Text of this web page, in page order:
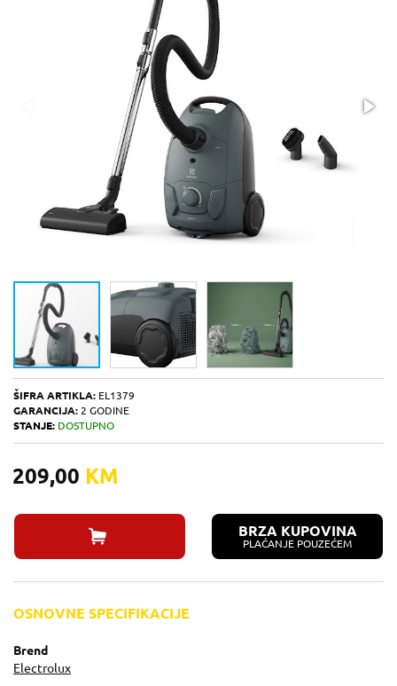
ŠIFRA ARTIKLA: EL1379
GARANCIJA: 2 GODINE
STANJE: DOSTUPNO
209,00 KM
BRZA KUPOVINA
PLAĆANJE POUZEĆEM
OSNOVNE SPECIFIKACIJE
Brend
Electrolux